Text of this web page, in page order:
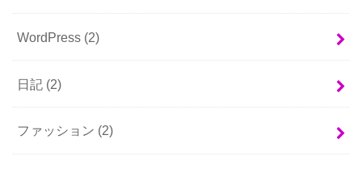
WordPress (2)
日記 (2)
ファッション (2)